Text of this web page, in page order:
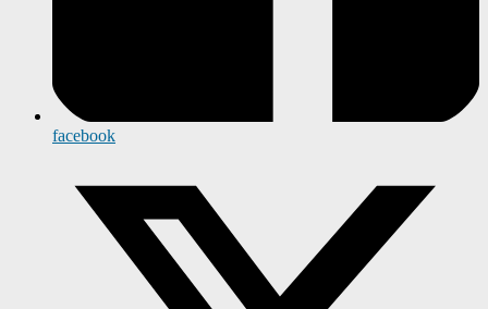
facebook